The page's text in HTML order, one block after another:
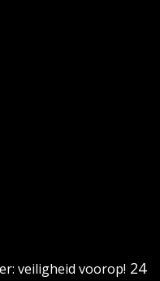
veiligheid voorop! 24